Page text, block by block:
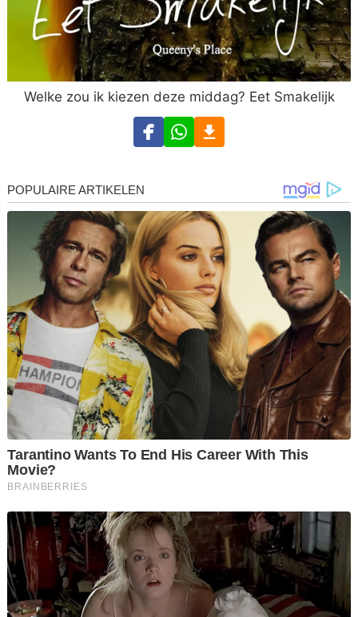
Welke zou ik kiezen deze middag? Eet Smakelijk